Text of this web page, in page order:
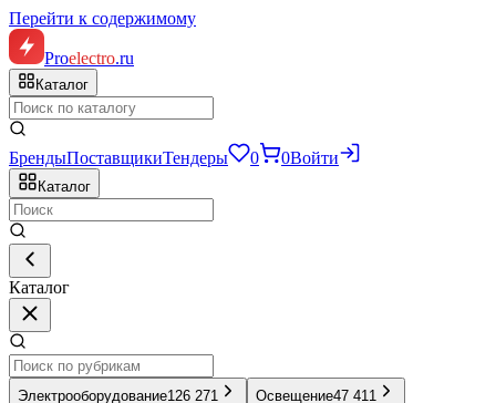
Перейти к содержимому
Proelectro.ru
Каталог
БрендыПоставщикиТендеры 0 0Войти
Каталог
Каталог
Электрооборудование126 271 Освещение47 411